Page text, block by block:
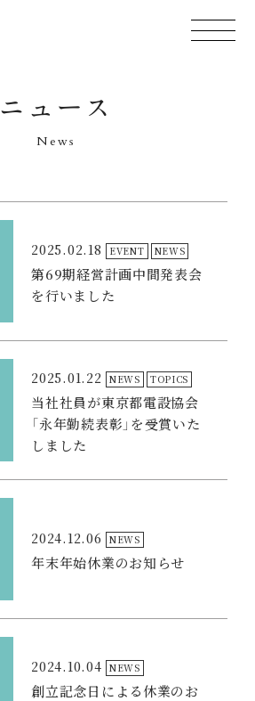
ニュース
News
2025.02.18 EVENT NEWS
第69期経営計画中間発表会
を行いました
2025.01.22 NEWS TOPICS
当社社員が東京都電設協会
「永年勤続表彰」を受賞いた
しました
2024.12.06 NEWS
年末年始休業のお知らせ
2024.10.04 NEWS
創立記念日による休業のお